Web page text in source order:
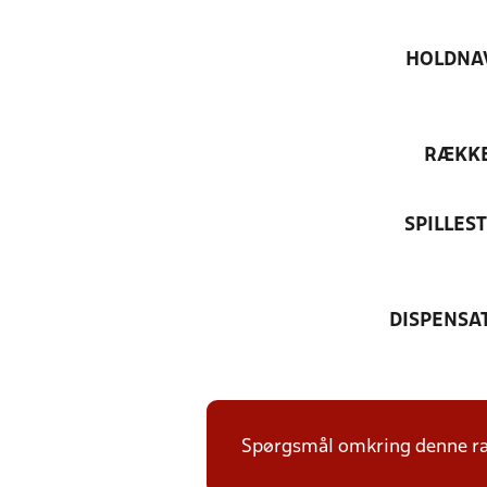
Spørgsmål omkring denne